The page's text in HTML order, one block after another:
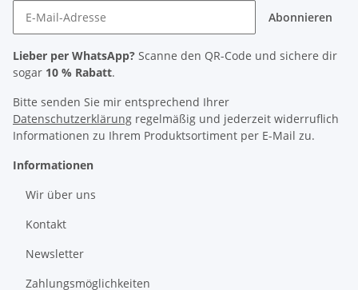
Abonnieren
Lieber per WhatsApp? Scanne den QR-Code und sichere dir
sogar 10 % Rabatt.
Bitte senden Sie mir entsprechend Ihrer
Datenschutzerklärung regelmäßig und jederzeit widerruflich
Informationen zu Ihrem Produktsortiment per E-Mail zu.
Informationen
Wir über uns
Kontakt
Newsletter
Zahlungsmöglichkeiten